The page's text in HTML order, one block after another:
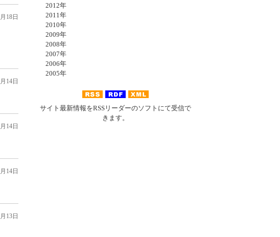
18日
14日
14日
14日
13日
2012年
2011年
2010年
2009年
2008年
2007年
2006年
2005年
サイト最新情報をRSSリーダーのソフトにて受信で
きます。